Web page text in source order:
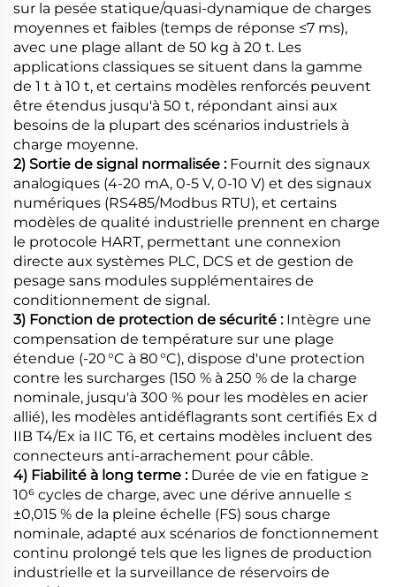
sur la pesée statique/quasi-dynamique de charges
moyennes et faibles (temps de réponse ≤7 ms),
avec une plage allant de 50 kg à 20 t. Les
applications classiques se situent dans la gamme
de 1 t à 10 t, et certains modèles renforcés peuvent
être étendus jusqu'à 50 t, répondant ainsi aux
besoins de la plupart des scénarios industriels à
charge moyenne.
2) Sortie de signal normalisée : Fournit des signaux
analogiques (4-20 mA, 0-5 V, 0-10 V) et des signaux
numériques (RS485/Modbus RTU), et certains
modèles de qualité industrielle prennent en charge
le protocole HART, permettant une connexion
directe aux systèmes PLC, DCS et de gestion de
pesage sans modules supplémentaires de
conditionnement de signal.
3) Fonction de protection de sécurité : Intègre une
compensation de température sur une plage
étendue (-20 °C à 80 °C), dispose d'une protection
contre les surcharges (150 % à 250 % de la charge
nominale, jusqu'à 300 % pour les modèles en acier
allié), les modèles antidéflagrants sont certifiés Ex d
IIB T4/Ex ia IIC T6, et certains modèles incluent des
connecteurs anti-arrachement pour câble.
4) Fiabilité à long terme : Durée de vie en fatigue ≥
10⁶ cycles de charge, avec une dérive annuelle ≤
±0,015 % de la pleine échelle (FS) sous charge
nominale, adapté aux scénarios de fonctionnement
continu prolongé tels que les lignes de production
industrielle et la surveillance de réservoirs de